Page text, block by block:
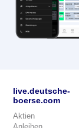
live.deutsche-
boerse.com
Aktien